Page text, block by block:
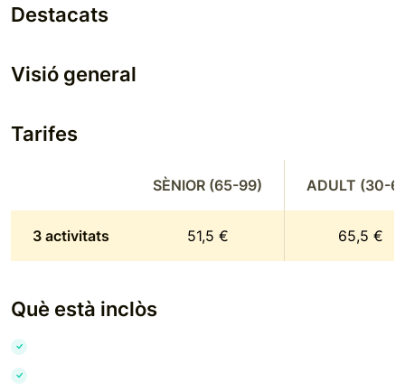
Destacats
Visió general
Tarifes
SÈNIOR (65-99) ADULT (30-
3 activitats 51,5 € 65,5 €
Què està inclòs